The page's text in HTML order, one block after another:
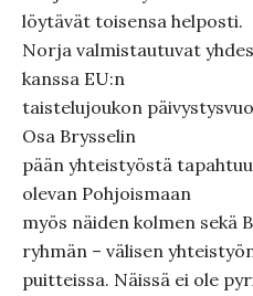
löytävät toisensa helposti.
Norja valmistautuvat
kanssa EU:n
taistelujoukon
Osa Brysselin
pään yhteistyöstä
olevan Pohjoismaan
myös näiden kolmen sekä
ryhmän – välisen
puitteissa. Näissä ei ole